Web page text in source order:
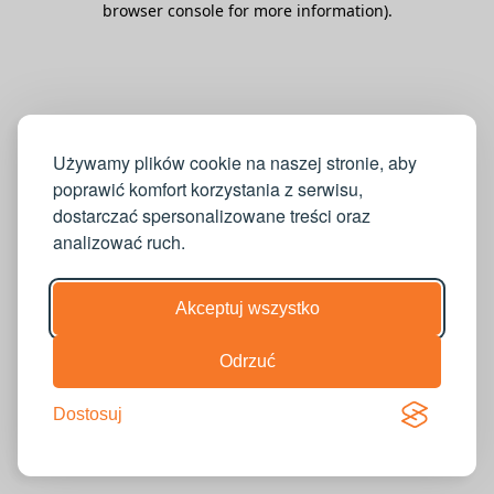
Używamy plików cookie na naszej stronie, aby
poprawić komfort korzystania z serwisu,
dostarczać spersonalizowane treści oraz
analizować ruch.
Akceptuj wszystko
Odrzuć
Dostosuj
browser console for more information).